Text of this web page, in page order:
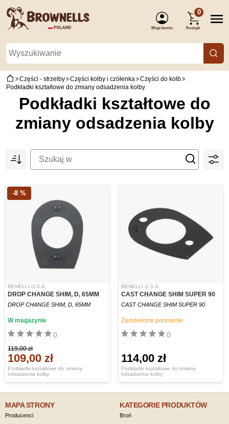
Moje konto
0
Koszyk
Części - strzelby Części kolby i czółenka
Części do kolb
Podkładki kształtowe do zmiany odsadzenia kolby
Podkładki kształtowe do
zmiany odsadzenia kolby
-8 %
BENELLI U.S.A.
DROP CHANGE SHIM, D, 65MM
DROP CHANGE SHIM, D, 65MM
Podkładki kształtowe do zmiany
odsadzenia kolby
0
W magazynie
119,00 zł
109,00 zł
BENELLI U.S.A.
CAST CHANGE SHIM SUPER 90
CAST CHANGE SHIM SUPER 90
Podkładki kształtowe do zmiany
odsadzenia kolby
0
Zamówione ponownie
114,00 zł
MAPA STRONY
Producenci
KATEGORIE PRODUKTÓW
Broń